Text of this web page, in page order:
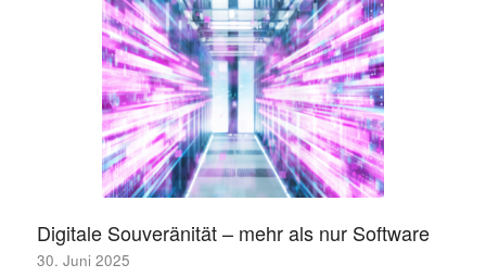
Digitale Souveränität – mehr als nur Software
30. Juni 2025